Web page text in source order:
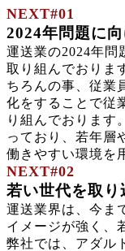
NEXT#01
2024年問題に
運送業の2024年問
取り組んでおりま
ちろんの事、従業
化をすることで従
り組んでおります
っており、若年層
働きやすい環境を
NEXT#02
若い世代を取り
運送業界は、今ま
イメージが強く、
弊社では、アダル